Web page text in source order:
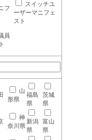
フ
スイッチユ
ーザーマニフェ
スト
員
山
形県
福島
県
茨城
県
神
奈川県
新潟
県
富山
県